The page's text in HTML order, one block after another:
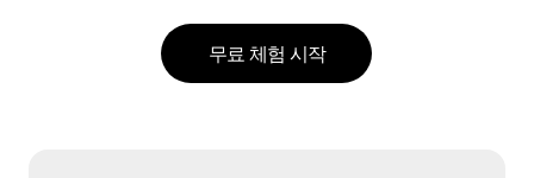
무료 체험 시작